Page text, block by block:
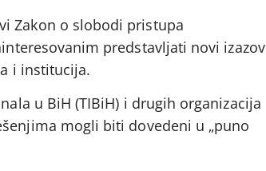
Zakon o slobodi pristupa
predstavljati novi izazov
i institucija.
u BiH (TIBiH) i drugih organizacija
mogli biti dovedeni u „puno